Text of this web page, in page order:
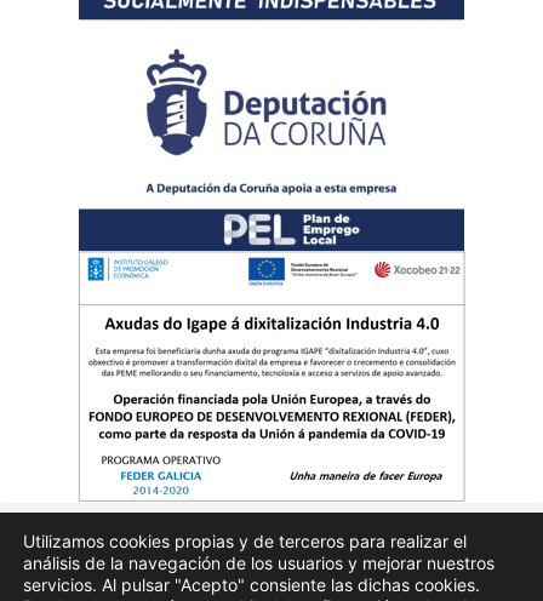
Quienes somos Publicidad Aviso Legal Politicas de privacidad
Utilizamos cookies propias y de terceros para realizar el
análisis de la navegación de los usuarios y mejorar nuestros
servicios. Al pulsar "Acepto" consiente las dichas cookies.